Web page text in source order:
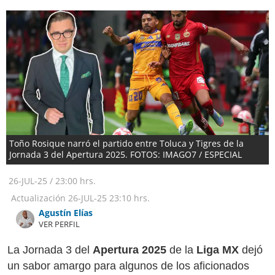
Toño Rosique narró el partido entre Toluca y Tigres de la
Jornada 3 del Apertura 2025. FOTOS: IMAGO7 / ESPECIAL
26-JUL-25 / 23:00 hrs.
Actualización 26-JUL-25 23:10 hrs.
Agustín Elías
VER PERFIL
La Jornada 3 del Apertura 2025 de la Liga MX dejó
un sabor amargo para algunos de los aficionados